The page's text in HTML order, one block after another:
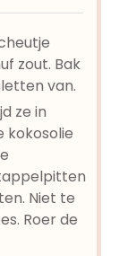
zout. Bak
van.
ze in
kokosolie
Niet te
Roer de